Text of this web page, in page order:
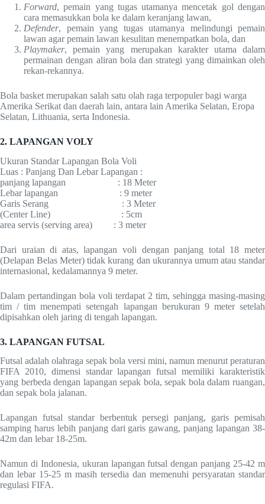
Forward, pemain yang tugas utamanya mencetak gol dengan
cara memasukkan bola ke dalam keranjang lawan,
Defender, pemain yang tugas utamanya melindungi pemain
lawan agar pemain lawan kesulitan menempatkan bola, dan
Playmaker, pemain yang merupakan karakter utama dalam
permainan dengan aliran bola dan strategi yang dimainkan oleh
rekan-rekannya.
Bola basket merupakan salah satu olah raga terpopuler bagi warga
Amerika Serikat dan daerah lain, antara lain Amerika Selatan, Eropa
Selatan, Lithuania, serta Indonesia.
2. LAPANGAN VOLY
Ukuran Standar Lapangan Bola Voli
Luas : Panjang Dan Lebar Lapangan :
panjang lapangan : 18 Meter
Lebar lapangan : 9 meter
Garis Serang : 3 Meter
(Center Line) : 5cm
area servis (serving area) : 3 meter
Dari uraian di atas, lapangan voli dengan panjang total 18 meter
(Delapan Belas Meter) tidak kurang dan ukurannya umum atau standar
internasional, kedalamannya 9 meter.
Dalam pertandingan bola voli terdapat 2 tim, sehingga masing-masing
tim / tim menempati setengah lapangan berukuran 9 meter setelah
dipisahkan oleh jaring di tengah lapangan.
3. LAPANGAN FUTSAL
Futsal adalah olahraga sepak bola versi mini, namun menurut peraturan
FIFA 2010, dimensi standar lapangan futsal memiliki karakteristik
yang berbeda dengan lapangan sepak bola, sepak bola dalam ruangan,
dan sepak bola jalanan.
Lapangan futsal standar berbentuk persegi panjang, garis pemisah
samping harus lebih panjang dari garis gawang, panjang lapangan 38-
42m dan lebar 18-25m.
Namun di Indonesia, ukuran lapangan futsal dengan panjang 25-42 m
dan lebar 15-25 m masih tersedia dan memenuhi persyaratan standar
regulasi FIFA.